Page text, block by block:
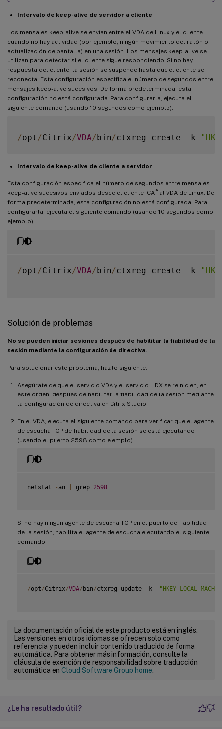
Intervalo de keep-alive de servidor a cliente
Los mensajes keep-alive se envían entre el VDA de Linux y el cliente
cuando no hay actividad (por ejemplo, ningún movimiento del ratón o
actualización de pantalla) en una sesión. Los mensajes keep-alive se
utilizan para detectar si el cliente sigue respondiendo. Si no hay
respuesta del cliente, la sesión se suspende hasta que el cliente se
reconecta. Esta configuración especifica el número de segundos entre
mensajes keep-alive sucesivos. De forma predeterminada, esta
configuración no está configurada. Para configurarla, ejecuta el
siguiente comando (usando 10 segundos como ejemplo).
/opt /Citrix/VDA/bin/ctxreg create - k
Intervalo de keep-alive de cliente a servidor
Esta configuración especifica el número de segundos entre mensajes
keep-alive sucesivos enviados desde el cliente ICA ®al VDA de Linux. De
forma predeterminada, esta configuración no está configurada. Para
configurarla, ejecuta el siguiente comando (usando 10 segundos como
ejemplo).
/opt /Citrix/VDA/bin/ctxreg create - k
Solución de problemas
No se pueden iniciar sesiones después de habilitar la fiabilidad de la
sesión mediante la configuración de directiva.
Para solucionar este problema, haz lo siguiente:
Asegúrate de que el servicio VDA y el servicio HDX se reinicien, en
este orden, después de habilitar la fiabilidad de la sesión mediante
la configuración de directiva en Citrix Studio.
En el VDA, ejecuta el siguiente comando para verificar que el agente
de escucha TCP de fiabilidad de la sesión se está ejecutando
(usando el puerto 2598 como ejemplo).
netstat - an grep 2598
Si no hay ningún agente de escucha TCP en el puerto de fiabilidad
de la sesión, habilita el agente de escucha ejecutando el siguiente
comando.
/opt/Citrix/VDA/ bin/ctxreg update - k
La documentación oficial de este producto está en inglés.
Las versiones en otros idiomas se ofrecen solo como
referencia y pueden incluir contenido traducido de forma
automática. Para obtener más información, consulte la
cláusula de exención de responsabilidad sobre traducción
automática en Cloud Software Group home.
¿Le ha resultado útil?